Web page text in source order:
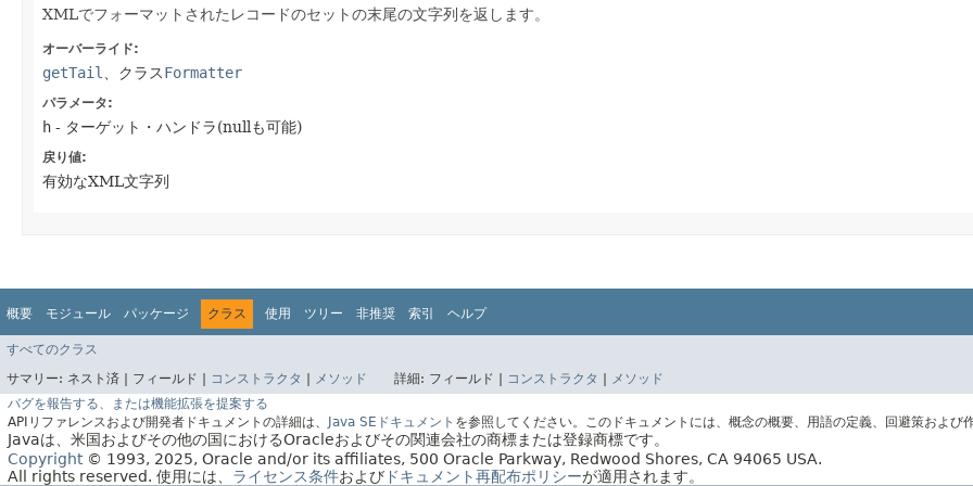
XMLでフォーマットされたレコードのセットの末尾の文字列を返します。
オーバーライド:
getTail 、クラスFormatter
パラメータ:
h - ターゲット・ハンドラ(nullも可能)
戻り値:
有効なXML文字列
概要 モジュール パッケージ クラス 使用 ツリー 非推奨 索引 ヘルプ
すべてのクラス
サマリー: ネスト済 | フィールド | コンストラクタ メソッド 詳細: フィールド | コンストラクタ
メソッド
バグを報告する、または機能拡張を提案する
APIリファレンスおよび開発者ドキュメントの詳細は、
Java SEドキュメント を参照してください。このドキュメントには、概念の概要、用語の定義、回避策およ
Javaは、米国およびその他の国におけるOracleおよびその関連会社の商標または登録商標です。
Copyright© 1993, 2025, Oracle and/or its affiliates, 500 Oracle Parkway, Redwood Shores, CA 94065 USA.
All rights reserved. 使用には、 ライセンス条件および ドキュメント再配布ポリシーが適用されます。